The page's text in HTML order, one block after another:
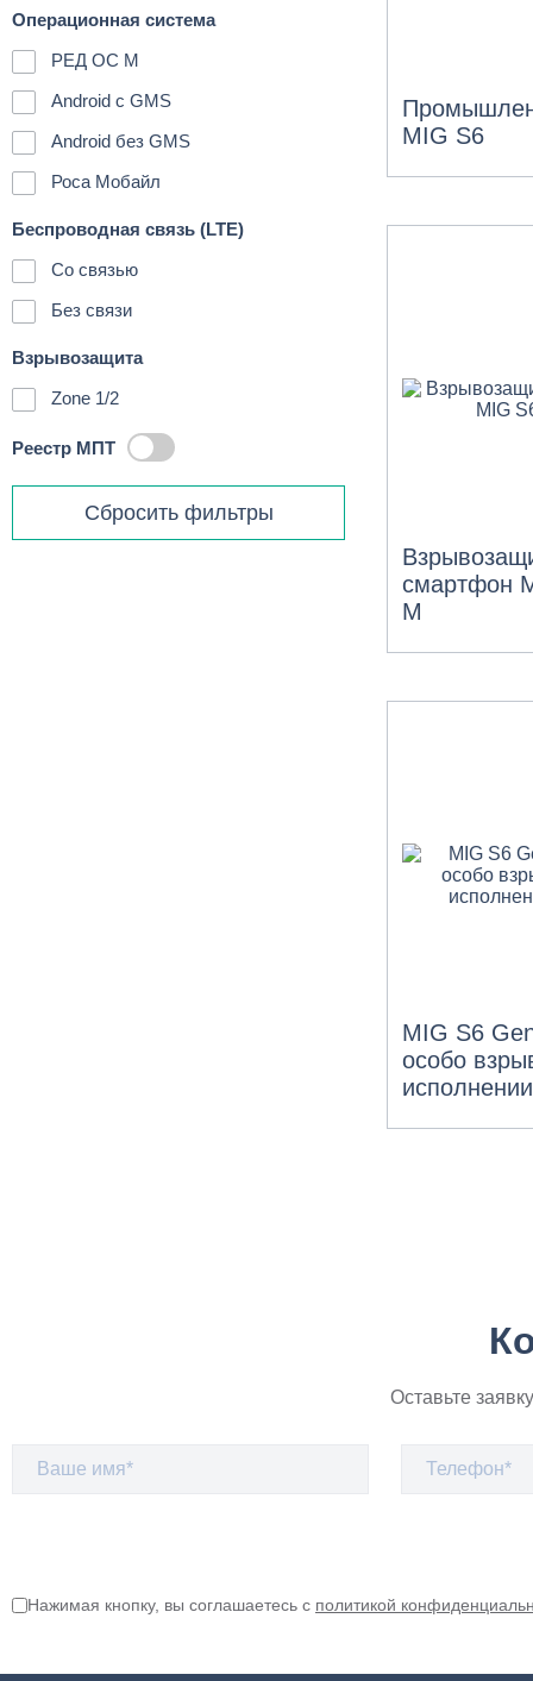
Операционная система
РЕД ОС М
Android с GMS
Android без GMS
Роса Мобайл
Беспроводная связь (LTE)
Со связью
Без связи
Взрывозащита
Zone 1/2
Реестр МПТ
Сбросить фильтры
MIG S6
смартфон
М
MIG S6
особо
Оставьте
Нажимая кнопку, вы соглашаетесь с политикой